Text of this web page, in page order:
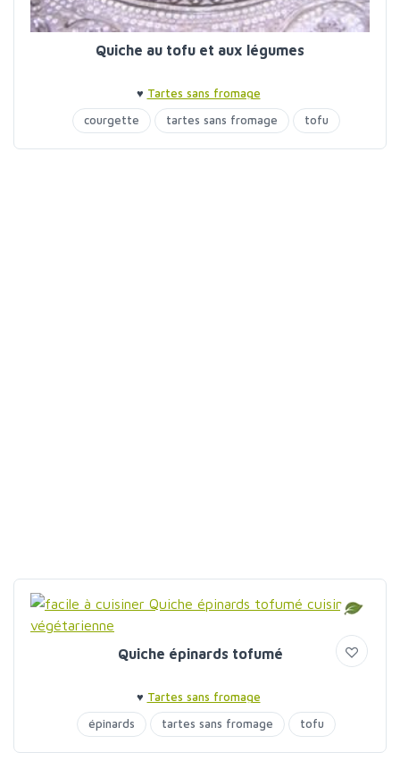
Quiche au tofu et aux légumes
♥ Tartes sans fromage
courgette
tartes sans fromage tofu
Quiche épinards tofumé
♥ Tartes sans fromage
épinards
tartes sans fromage tofu